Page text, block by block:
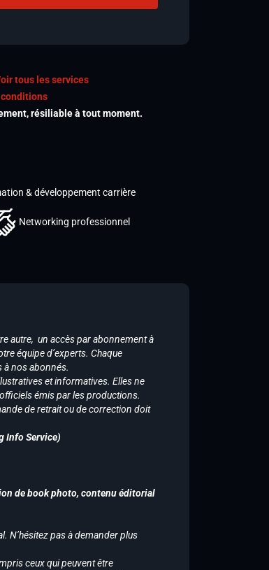
tous les services
résiliable à tout moment.
& développement carrière
Networking professionnel
autre, un accès par abonnement à
équipe d’experts. Chaque
à nos abonnés.
et informatives. Elles ne
émis par les productions.
de retrait ou de correction doit
Info Service)
de book photo, contenu éditorial
N’hésitez pas à demander plus
ceux qui peuvent être